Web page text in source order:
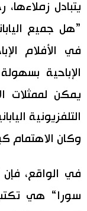
يتبادل زملاءها،
”هل جميع
في الأفلام
الإباحية
يمكن لممثلات
التلفزيونية
وكان الاهتمام
في الواقع، فإن
سورا“ هي تكتب